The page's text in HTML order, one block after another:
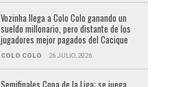
Vozinha llega a Colo Colo ganando un
sueldo millonario, pero distante de los
jugadores mejor pagados del Cacique
COLO COLO 26 JULIO, 2026
Semifinales Copa de la Liga: se juega